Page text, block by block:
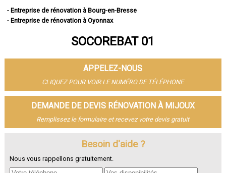
- Entreprise de rénovation à Bourg-en-Bresse
- Entreprise de rénovation à Oyonnax
- Entreprise de rénovation à Bellegarde-sur-Valserine
- Entreprise de rénovation à Miribel
- Entreprise de rénovation à Belley
- Entreprise de rénovation à Saint-Genis-Pouilly
- Entreprise de rénovation à Divonne-les-Bains
- Entreprise de rénovation à Ferney-Voltaire
- Entreprise de rénovation à Meximieux
- Entreprise de rénovation à Montluel
- Entreprise de rénovation à Lagnieu
- Entreprise de rénovation à Jassans-Riottier
SOCOREBAT 01
APPELEZ-NOUS
CLIQUEZ POUR VOIR LE NUMÉRO DE TÉLÉPHONE
DEMANDE DE DEVIS RÉNOVATION À MIJOUX
Remplissez le formulaire et recevez votre devis gratuit
Besoin d'aide ?
Nous vous rappellons gratuitement.